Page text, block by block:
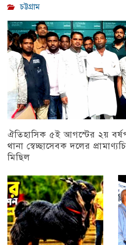
চট্টগ্রাম
ঐতিহাসিক ৫ই আগস্টের ২য়
থানা স্বেচ্ছাসেবক দলের
মিছিল